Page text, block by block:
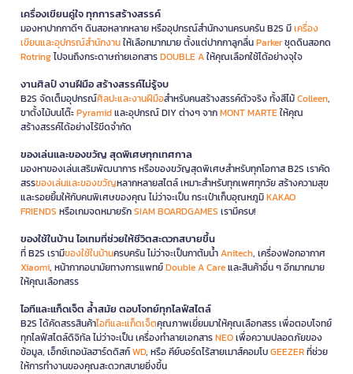
เครื่องเขียนคู่ใจ ทุกการสร้างสรรค์
มองหาปากกาดีๆ ดินสอหลากหลาย หรืออุปกรณ์สำนักงานครบครัน B2S มีเครื่อง
เขียนและอุปกรณ์สำนักงานให้เลือกมากมาย ตั้งแต่ปากกาลูกลื่นParkerชุดดินสอกด
Rotringไปจนถึงกระดาษถ่ายเอกสารDOUBLE Aให้คุณเลือกใช้ได้อย่างจุใจ
งานศิลป์ งานฝีมือ สร้างสรรค์ไม่รู้จบ
B2S จัดเต็มอุปกรณ์ศิลปะและงานฝีมือสำหรับคนสร้างสรรค์ตัวจริง ทั้งสีไม้Colleen,
ขาตั้งไม้บนโต๊ะPyramidและอุปกรณ์ DIY ต่างๆ จากMONT MARTEให้คุณ
สร้างสรรค์ได้อย่างไร้ขีดจำกัด
ของเล่นและของขวัญ สุดพิเศษทุกเทศกาล
มองหาของเล่นเสริมพัฒนาการ หรือของขวัญสุดพิเศษสำหรับทุกโอกาส B2S เราคัด
สรรของเล่นและของขวัญหลากหลายสไตล์ เหมาะสำหรับทุกเพศทุกวัย สร้างความสุข
และรอยยิ้มให้กับคนพิเศษของคุณ ไม่ว่าจะเป็น กระเป๋าเก็บอุณหภูมิKAKAO
FRIENDS หรือเกมจดหมายรักSIAM BOARDGAMES เรามีครบ!
ของใช้ในบ้าน ไอเทมที่ช่วยให้ชีวิตสะดวกสบายขึ้น
ที่ B2S เรามีของใช้ในบ้านครบครัน ไม่ว่าจะเป็นกาต้มน้ำAnitech, เครื่องฟอกอากาศ
Xiaomi, หน้ากากอนามัยทางการแพทย์Double A Careและสินค้าอื่น ๆ อีกมากมาย
ให้คุณเลือกสรร
ไอทีและแก็ดเจ็ต ล้ำสมัย ตอบโจทย์ทุกไลฟ์สไตล์
B2S ได้คัดสรรสินค้าไอทีและแก็ดเจ็ตคุณภาพเยี่ยมมาให้คุณเลือกสรร เพื่อตอบโจทย์
ทุกไลฟ์สไตล์ดิจิทัล ไม่ว่าจะเป็น เครื่องทำลายเอกสารNEOเพื่อความปลอดภัยของ
ข้อมูล, เอ็กซ์เทอนัลฮาร์ดดิสก์WD, หรือ คีย์บอร์ดไร้สายเมาส์คอมโบGEEZERที่ช่วย
ให้การทำงานของคุณสะดวกสบายยิ่งขึ้น